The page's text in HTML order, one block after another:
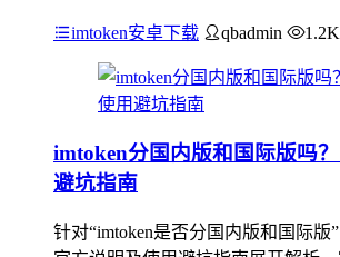
imtoken安卓下载 qbadmin 1.2K
imtoken分国内版和国际版吗
避坑指南
针对“imtoken是否分国内版和国际版